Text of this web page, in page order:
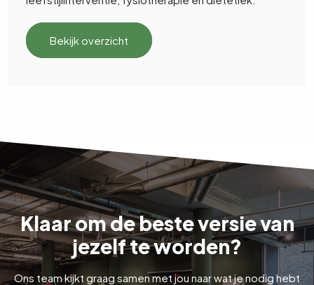
Bekijk overzicht
Klaar om de beste versie van
jezelf te worden?
Ons team kijkt graag samen met jou naar wat je nodig hebt